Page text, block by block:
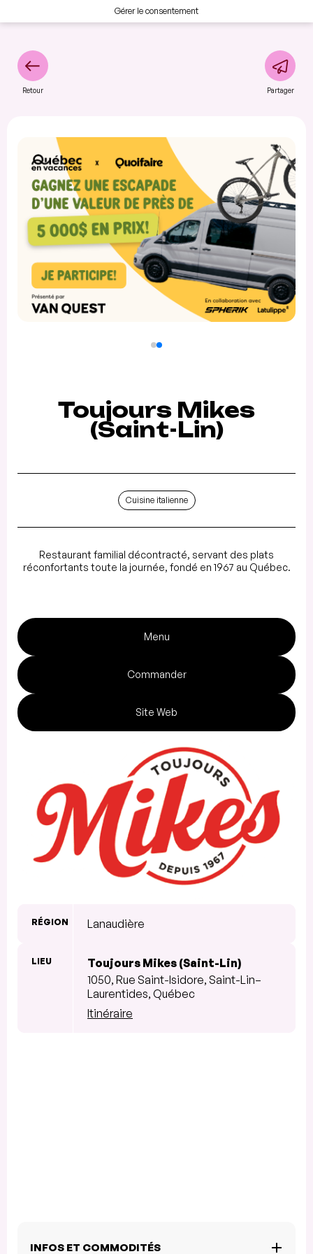
Gérer le consentement
Retour Partager
Toujours Mikes
(Saint-Lin)
Cuisine italienne
Restaurant familial décontracté, servant des plats
réconfortants toute la journée, fondé en 1967 au Québec.
Menu
Commander
Site Web
RÉGION Lanaudière
LIEU
Toujours Mikes (Saint-Lin)
1050, Rue Saint-Isidore, Saint-Lin–
Laurentides, Québec
Itinéraire
INFOS ET COMMODITÉS